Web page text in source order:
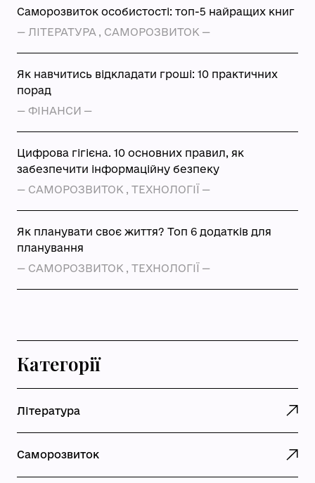
Саморозвиток особистості: топ-5 найращих книг
— ЛІТЕРАТУРА , САМОРОЗВИТОК —
Як навчитись відкладати гроші: 10 практичних
порад
— ФІНАНСИ —
Цифрова гігієна. 10 основних правил, як
забезпечити інформаційну безпеку
— САМОРОЗВИТОК , ТЕХНОЛОГІЇ —
Як планувати своє життя? Топ 6 додатків для
планування
— САМОРОЗВИТОК , ТЕХНОЛОГІЇ —
Категорії
Література
Саморозвиток